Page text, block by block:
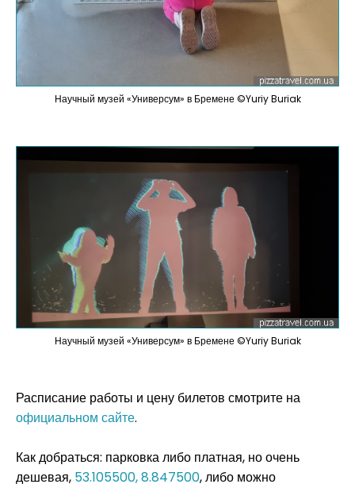
Научный музей «Универсум» в Бремене ©Yuriy Buriak
Научный музей «Универсум» в Бремене ©Yuriy Buriak
Расписание работы и цену билетов смотрите на
официальном сайте.
Как добраться: парковка либо платная, но очень
дешевая, 53.105500, 8.847500, либо можно